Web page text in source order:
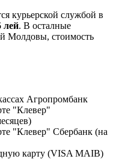
курьерской службой в
лей. В осталные
Молдовы, стоимость
Агропромбанк
"Клевер"
"Клевер" Сбербанк (на
карту (VISA MAIB)